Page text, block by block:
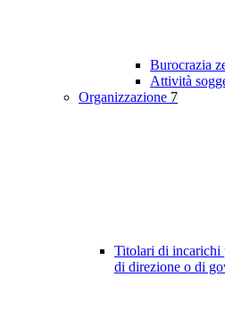
Burocrazia
Attività
Organizzazione 7
Titolari di incarichi
di direzione o di